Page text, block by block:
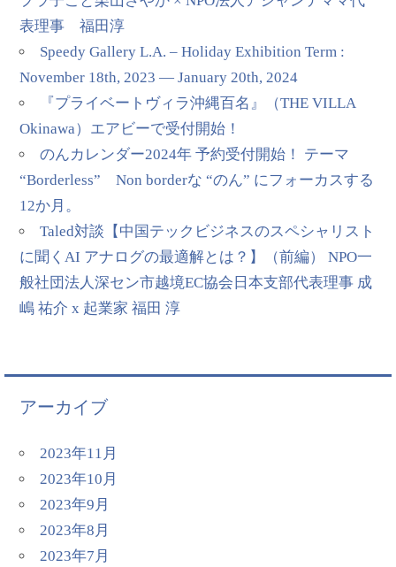
表理事 福田淳
Speedy Gallery L.A. – Holiday Exhibition Term :
November 18th, 2023 — January 20th, 2024
『プライベートヴィラ沖縄百名』（THE VILLA
Okinawa）エアビーで受付開始！
のんカレンダー2024年 予約受付開始！ テーマ
“Borderless” Non borderな “のん” にフォーカスする
12か月。
Taled対談【中国テックビジネスのスペシャリスト
に聞くAI アナログの最適解とは？】（前編） NPO一
般社団法人深セン市越境EC協会日本支部代表理事 成
嶋 祐介 x 起業家 福田 淳
アーカイブ
2023年11月
2023年10月
2023年9月
2023年8月
2023年7月